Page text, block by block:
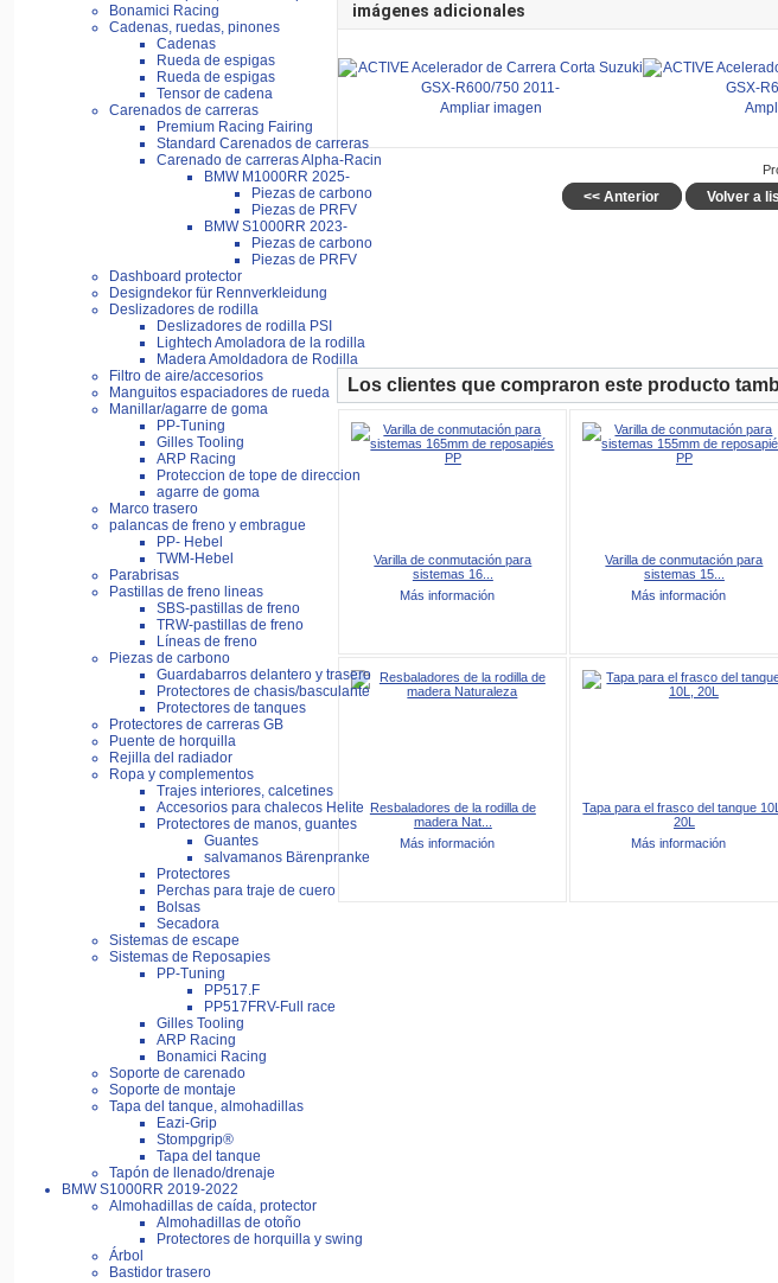
Bonamici Racing
Cadenas, ruedas, pinones
Cadenas
Rueda de espigas
Rueda de espigas
Tensor de cadena
Carenados de carreras
Premium Racing Fairing
Standard Carenados de carreras
Carenado de carreras Alpha-Racin
BMW M1000RR 2025-
Piezas de carbono
Piezas de PRFV
BMW S1000RR 2023-
Piezas de carbono
Piezas de PRFV
Dashboard protector
Designdekor für Rennverkleidung
Deslizadores de rodilla
Deslizadores de rodilla PSI
Lightech Amoladora de la rodilla
Madera Amoldadora de Rodilla
Filtro de aire/accesorios
Manguitos espaciadores de rueda
Manillar/agarre de goma
PP-Tuning
Gilles Tooling
ARP Racing
Proteccion de tope de direccion
agarre de goma
Marco trasero
palancas de freno y embrague
PP- Hebel
TWM-Hebel
Parabrisas
Pastillas de freno lineas
SBS-pastillas de freno
TRW-pastillas de freno
Líneas de freno
Piezas de carbono
Guardabarros delantero y trasero
Protectores de chasis/basculante
Protectores de tanques
Protectores de carreras GB
Puente de horquilla
Rejilla del radiador
Ropa y complementos
Trajes interiores, calcetines
Accesorios para chalecos Helite
Protectores de manos, guantes
Guantes
salvamanos Bärenpranke
Protectores
Perchas para traje de cuero
Bolsas
Secadora
Sistemas de escape
Sistemas de Reposapies
PP-Tuning
PP517.F
PP517FRV-Full race
Gilles Tooling
ARP Racing
Bonamici Racing
Soporte de carenado
Soporte de montaje
Tapa del tanque, almohadillas
Eazi-Grip
Stompgrip®
Tapa del tanque
Tapón de llenado/drenaje
BMW S1000RR 2019-2022
Almohadillas de caída, protector
Almohadillas de otoño
Protectores de horquilla y swing
Árbol
Bastidor trasero
imágenes adicionales
Ampliar imagen
<< Anterior Volver a
Los clientes que compraron este producto
Varilla de conmutación para
sistemas 16...
Más información
Varilla de conmutación para
sistemas 15...
Más información
Resbaladores de la rodilla de
madera Nat...
Más información
Tapa para el frasco del tanque 10L,
20L
Más información